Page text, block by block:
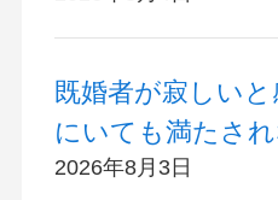
既婚者が寂しい
にいても満たさ
2026年8月3日